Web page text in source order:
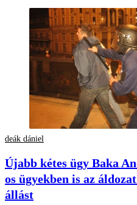
deák dániel
Újabb kétes ügy Baka
os ügyekben is az
állást